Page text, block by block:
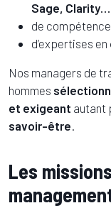
Sage,
de
d’expertises en
Nos managers de
hommes
et exigeant autant
savoir-être.
Les